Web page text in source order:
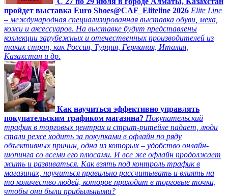
пройдет выставка Euro Shoes@CAF_Eliteline 2026 Elite Line
– международная специализированная выставка обуви, меха,
кожи и аксессуаров. На выставке будут представлены
коллекции зарубежных и отечественных производителей из
таких стран, как Россия, Турция, Германия, Италия,
Казахстан и др.
Как научиться эффективно управлять
покупательским трафиком магазина? Покупательский
трафик в торговых центрах и стрит-ритейле падает, люди
стали реже ходить за покупками в офлайн по ряду
объективных причин, одна из которых – удобство онлайн-
шопинга со всеми его плюсами. И все же офлайн продолжает
жить и развиваться. Как взять под контроль трафик в
магазинах, научиться правильно рассчитывать и влиять на
то количество людей, которое приходит в торговые точки,
чтобы они были прибыльными?